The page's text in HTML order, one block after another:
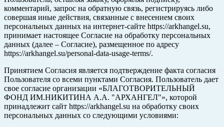
комментарий, запрос на обратную связь, регистрируясь либо
совершая иные действия, связанные с внесением своих
персональных данных на интернет-сайте https://arkhangel.su,
принимает настоящее Согласие на обработку персональных
данных (далее – Согласие), размещенное по адресу
https://arkhangel.su/personal-data-usage-terms/.
Принятием Согласия является подтверждение факта согласия
Пользователя со всеми пунктами Согласия. Пользователь дает
свое согласие организации «БЛАГОТВОРИТЕЛЬНЫЙ
ФОНД ИМ.НИКИТИНА А.А. "АРХАНГЕЛ"», которой
принадлежит сайт https://arkhangel.su на обработку своих
персональных данных со следующими условиями: